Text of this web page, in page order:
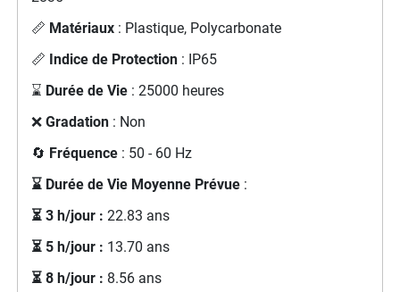
📏 Matériaux: Plastique, Polycarbonate
📏 Indice de Protection: IP65
⌛ Durée de Vie: 25000 heures
❌ Gradation: Non
🔄 Fréquence: 50 - 60 Hz
⌛ Durée de Vie Moyenne Prévue:
⏳ 3 h/jour : 22.83 ans
⏳ 5 h/jour : 13.70 ans
⏳ 8 h/jour : 8.56 ans